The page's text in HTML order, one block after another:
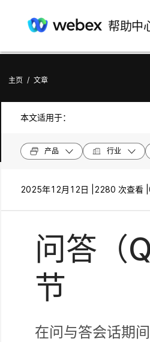
帮助中
主页 / 文章
本文适用于：
产品 行业
2025年12月12日 | 2280 次查看 |
问答（
节
在问与答会话期